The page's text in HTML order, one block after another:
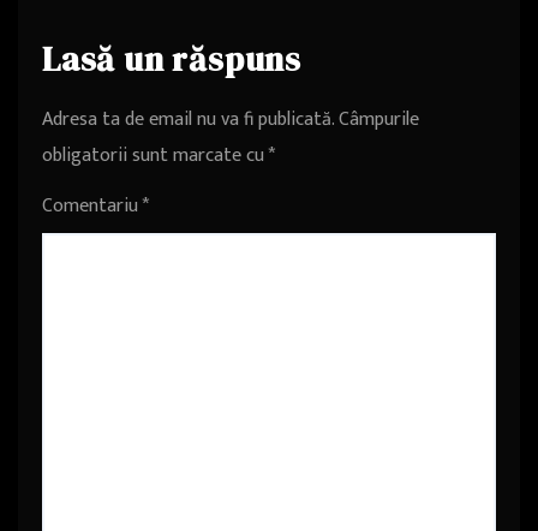
Lasă un răspuns
Adresa ta de email nu va fi publicată.Câmpurile
obligatorii sunt marcate cu*
Comentariu*